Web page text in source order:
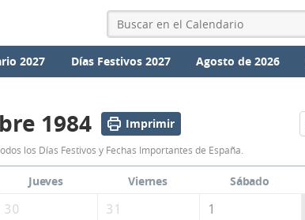
2027 Días Festivos 2027 Agosto de 2026
Calendario
Septiembre
1984
1984 Imprimir
los Días Festivos y Fechas Importantes de España.
Jueves Viernes Sábado
30 31 1